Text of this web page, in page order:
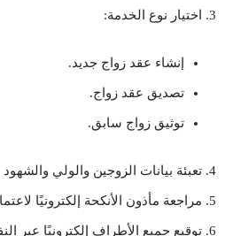
اختيار نوع الخدمة:
إنشاء عقد زواج جديد.
تصديق عقد زواج.
توثيق زواج سابق.
تعبئة بيانات الزوجين والولي
مراجعة مأذون الأنكحة إلكترونيًا
توقيع جميع الأطراف إلكترونيًا عبر